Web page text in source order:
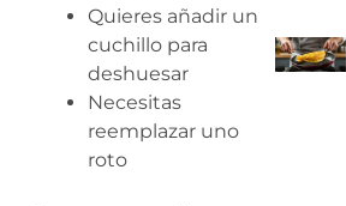
Quieres añadir un
cuchillo para
deshuesar
Necesitas
reemplazar uno
roto